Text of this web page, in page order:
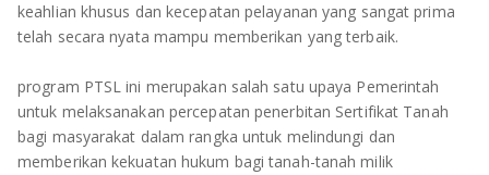
keahlian khusus dan kecepatan pelayanan yang sangat prima
telah secara nyata mampu memberikan yang terbaik.
program PTSL ini merupakan salah satu upaya Pemerintah
untuk melaksanakan percepatan penerbitan Sertifikat Tanah
bagi masyarakat dalam rangka untuk melindungi dan
memberikan kekuatan hukum bagi tanah-tanah milik